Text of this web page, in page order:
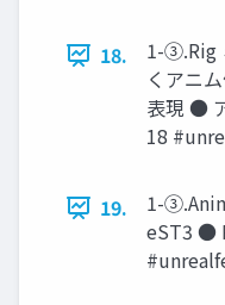
18.
1-③.Rig
くアニ
表現 ●
18
19.
1-
eST3 ●